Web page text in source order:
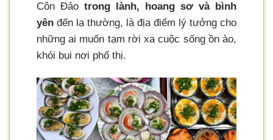
Côn Đảo trong lành, hoang sơ và bình
yên đến lạ thường, là địa điểm lý tưởng cho
những ai muốn tạm rời xa cuộc sống ồn ào,
khói bụi nơi phố thị.